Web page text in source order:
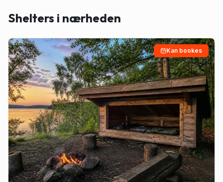
Shelters i nærheden
Kan bookes